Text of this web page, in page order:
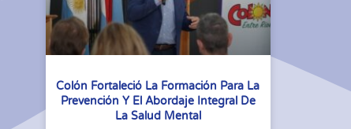
Colón Fortaleció La Formación Para La
Prevención Y El Abordaje Integral De
La Salud Mental